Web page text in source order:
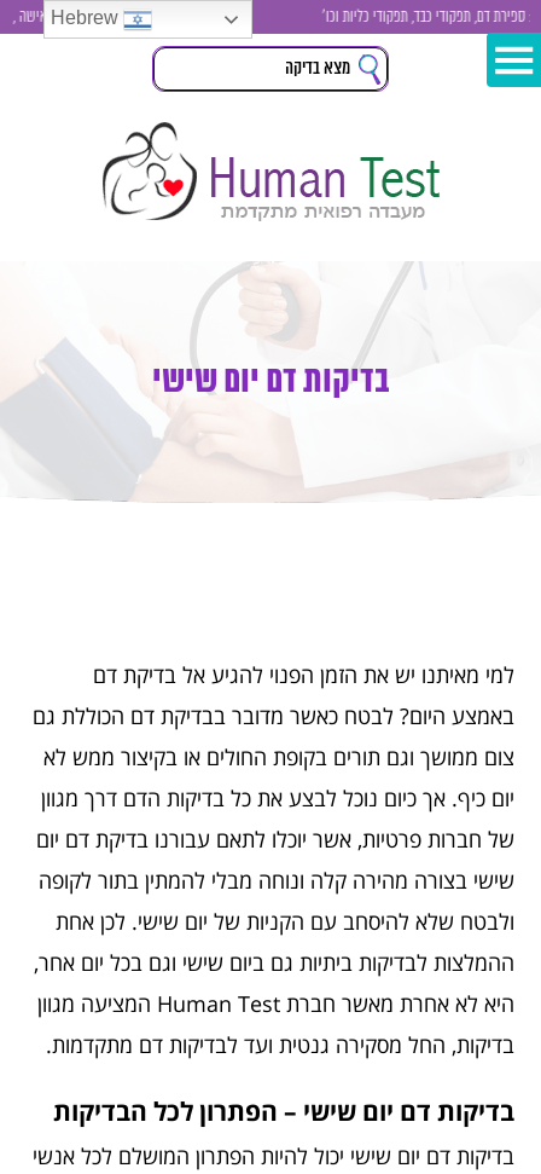
דם, תפקודי כבד, תפקודי כליות וכו' בדיקות סקר לגבר ולאישה , בדיקת
בדיקות דם יום שישי
למי מאיתנו יש את הזמן הפנוי להגיע אל בדיקת דם
באמצע היום? לבטח כאשר מדובר בבדיקת דם הכוללת גם
צום ממושך וגם תורים בקופת החולים או בקיצור ממש לא
יום כיף. אך כיום נוכל לבצע את כל בדיקות הדם דרך מגוון
של חברות פרטיות, אשר יוכלו לתאם עבורנו בדיקת דם יום
שישי בצורה מהירה קלה ונוחה מבלי להמתין בתור לקופה
ולבטח שלא להיסחב עם הקניות של יום שישי. לכן אחת
ההמלצות לבדיקות ביתיות גם ביום שישי וגם בכל יום אחר,
היא לא אחרת מאשר חברת Human Test המציעה מגוון
בדיקות, החל מסקירה גנטית ועד לבדיקות דם מתקדמות.
בדיקות דם יום שישי – הפתרון לכל הבדיקות
בדיקות דם יום שישי יכול להיות הפתרון המושלם לכל אנשי
Hebrew